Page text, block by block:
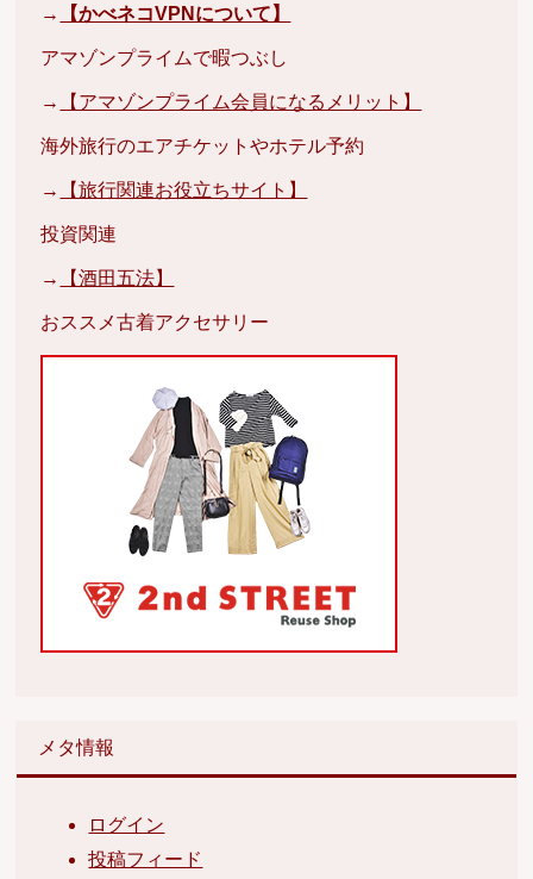
→ 【かべネコVPNについて】
アマゾンプライムで暇つぶし
→ 【アマゾンプライム会員になるメリット】
海外旅行のエアチケットやホテル予約
→ 【旅行関連お役立ちサイト】
投資関連
→ 【酒田五法】
おススメ古着アクセサリー
メタ情報
ログイン
投稿フィード